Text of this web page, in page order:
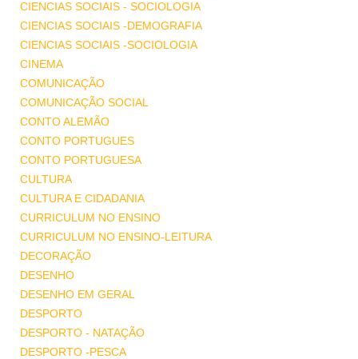
CIENCIAS SOCIAIS - SOCIOLOGIA
CIENCIAS SOCIAIS -DEMOGRAFIA
CIENCIAS SOCIAIS -SOCIOLOGIA
CINEMA
COMUNICAÇÃO
COMUNICAÇÃO SOCIAL
CONTO ALEMÃO
CONTO PORTUGUES
CONTO PORTUGUESA
CULTURA
CULTURA E CIDADANIA
CURRICULUM NO ENSINO
CURRICULUM NO ENSINO-LEITURA
DECORAÇÃO
DESENHO
DESENHO EM GERAL
DESPORTO
DESPORTO - NATAÇÃO
DESPORTO -PESCA